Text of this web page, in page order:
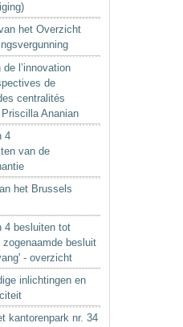
het Overzicht
l’innovation
de
centralités
Ananian
4
van de
het Brussels
4 besluiten tot
besluit
- overzicht
inlichtingen en
kantorenpark nr. 34